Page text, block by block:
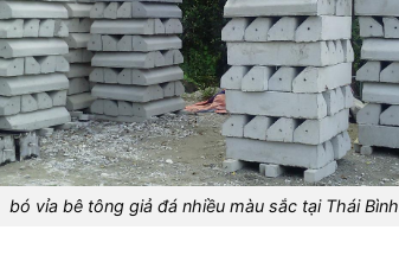
bó vỉa bê tông giả đá nhiều màu sắc tại Thái Bình